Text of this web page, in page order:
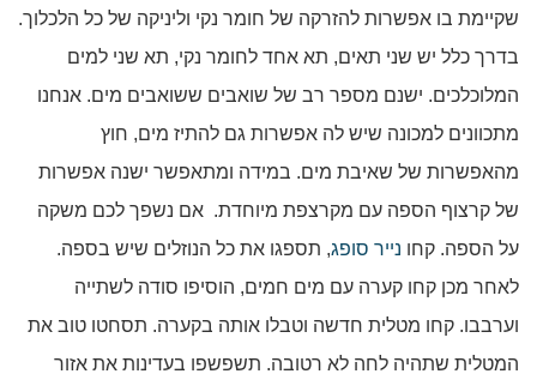
שקיימת בו אפשרות להזרקה של חומר נקי וליניקה של כל הלכלוך.
בדרך כלל יש שני תאים, תא אחד לחומר נקי, תא שני למים
המלוכלכים. ישנם מספר רב של שואבים ששואבים מים. אנחנו
מתכוונים למכונה שיש לה אפשרות גם להתיז מים, חוץ
מהאפשרות של שאיבת מים. במידה ומתאפשר ישנה אפשרות
של קרצוף הספה עם מקרצפת מיוחדת. אם נשפך לכם משקה
על הספה. קחו נייר סופג, תספגו את כל הנוזלים שיש בספה.
לאחר מכן קחו קערה עם מים חמים, הוסיפו סודה לשתייה
וערבבו. קחו מטלית חדשה וטבלו אותה בקערה. תסחטו טוב את
המטלית שתהיה לחה לא רטובה. תשפשפו בעדינות את אזור